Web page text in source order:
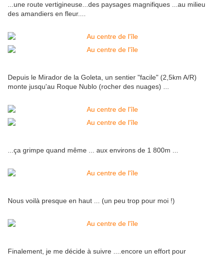
...une route vertigineuse...des paysages magnifiques ...au milieu
des amandiers en fleur....
Depuis le Mirador de la Goleta, un sentier "facile" (2,5km A/R)
monte jusqu'au Roque Nublo (rocher des nuages) ...
...ça grimpe quand même ... aux environs de 1 800m ...
Nous voilà presque en haut ... (un peu trop pour moi !)
Finalement, je me décide à suivre ....encore un effort pour